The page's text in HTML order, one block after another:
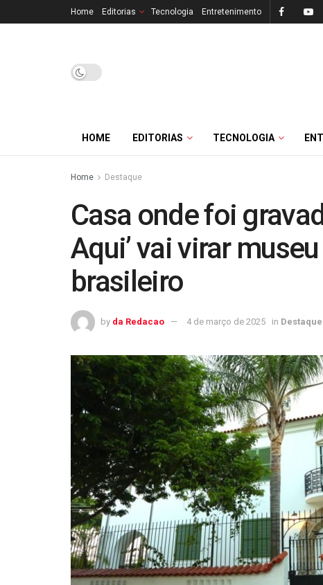
Home Editorias Tecnologia Entretenimento
HOME EDITORIAS TECNOLOGIA
Home Destaque
Casa onde foi
Aqui’ vai virar
brasileiro
by da Redacao 4 de março de 2025 in Destaque